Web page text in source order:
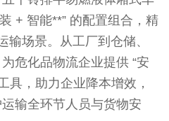
+ 智能**” 的配置组合，精
输场景。从工厂到仓储、
危化品物流企业提供 “安
具，助力企业降本增效，
输全环节人员与货物安